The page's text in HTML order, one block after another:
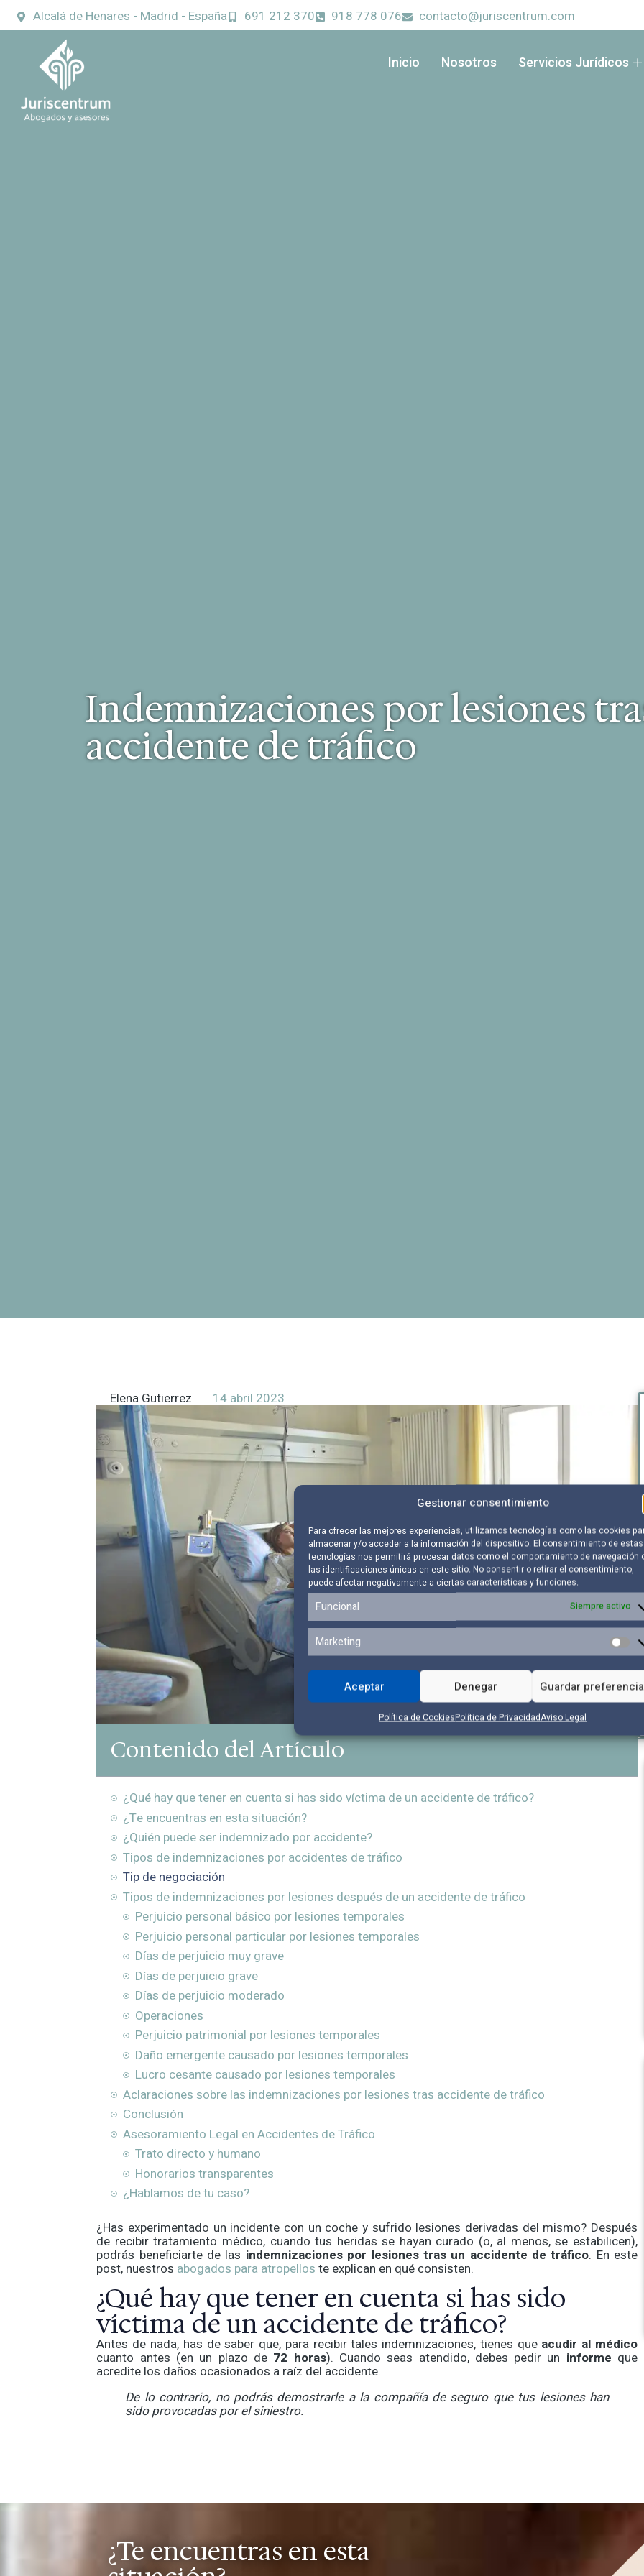
Gestionar consentimiento
Para ofrecer las mejores experiencias, utilizamos tecnologías como las cookies
almacenar y/o acceder a la información del dispositivo. El consentimiento de estas
tecnologías nos permitirá procesar datos como el comportamiento de navegación
las identificaciones únicas en este sitio. No consentir o retirar el consentimiento,
puede afectar negativamente a ciertas características y funciones.
Funcional Siempre activo
Marketing
Aceptar Denegar Guardar
Política de CookiesPolítica de PrivacidadAviso Legal
Alcalá de Henares - Madrid - España 691 212 370 918 778 076 contacto@juriscentrum.com
Inicio Nosotros Servicios Jurídicos
Indemnizaciones por lesiones
accidente de tráfico
Elena Gutierrez 14 abril 2023
Contenido del Artículo
¿Qué hay que tener en cuenta si has sido víctima de un accidente de tráfico?
¿Te encuentras en esta situación?
¿Quién puede ser indemnizado por accidente?
Tipos de indemnizaciones por accidentes de tráfico
Tip de negociación
Tipos de indemnizaciones por lesiones después de un accidente de tráfico
Perjuicio personal básico por lesiones temporales
Perjuicio personal particular por lesiones temporales
Días de perjuicio muy grave
Días de perjuicio grave
Días de perjuicio moderado
Operaciones
Perjuicio patrimonial por lesiones temporales
Daño emergente causado por lesiones temporales
Lucro cesante causado por lesiones temporales
Aclaraciones sobre las indemnizaciones por lesiones tras accidente de tráfico
Conclusión
Asesoramiento Legal en Accidentes de Tráfico
Trato directo y humano
Honorarios transparentes
¿Hablamos de tu caso?
¿Has experimentado un incidente con un coche y sufrido lesiones derivadas del mismo? Después
de recibir tratamiento médico, cuando tus heridas se hayan curado (o, al menos, se estabilicen),
podrás beneficiarte de las indemnizaciones por lesiones tras un accidente de tráfico. En este
post, nuestros abogados para atropellos te explican en qué consisten.
¿Qué hay que tener en cuenta si has sido
víctima de un accidente de tráfico?
Antes de nada, has de saber que, para recibir tales indemnizaciones, tienes que acudir al médico
cuanto antes (en un plazo de 72 horas). Cuando seas atendido, debes pedir un informe que
acredite los daños ocasionados a raíz del accidente.
De lo contrario, no podrás demostrarle a la compañía de seguro que tus lesiones han
sido provocadas por el siniestro.
¿Te encuentras en esta